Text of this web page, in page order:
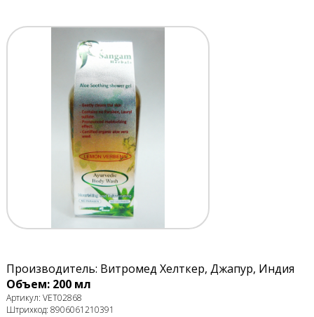
Производитель: Витромед Хелткер, Джапур, Индия
Объем: 200 мл
Артикул: VET02868
Штрихкод: 8906061210391